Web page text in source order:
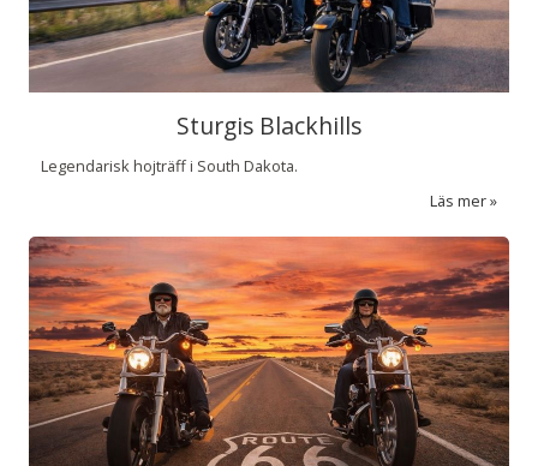
Sturgis Blackhills
Legendarisk hojträff i South Dakota.
Läs mer